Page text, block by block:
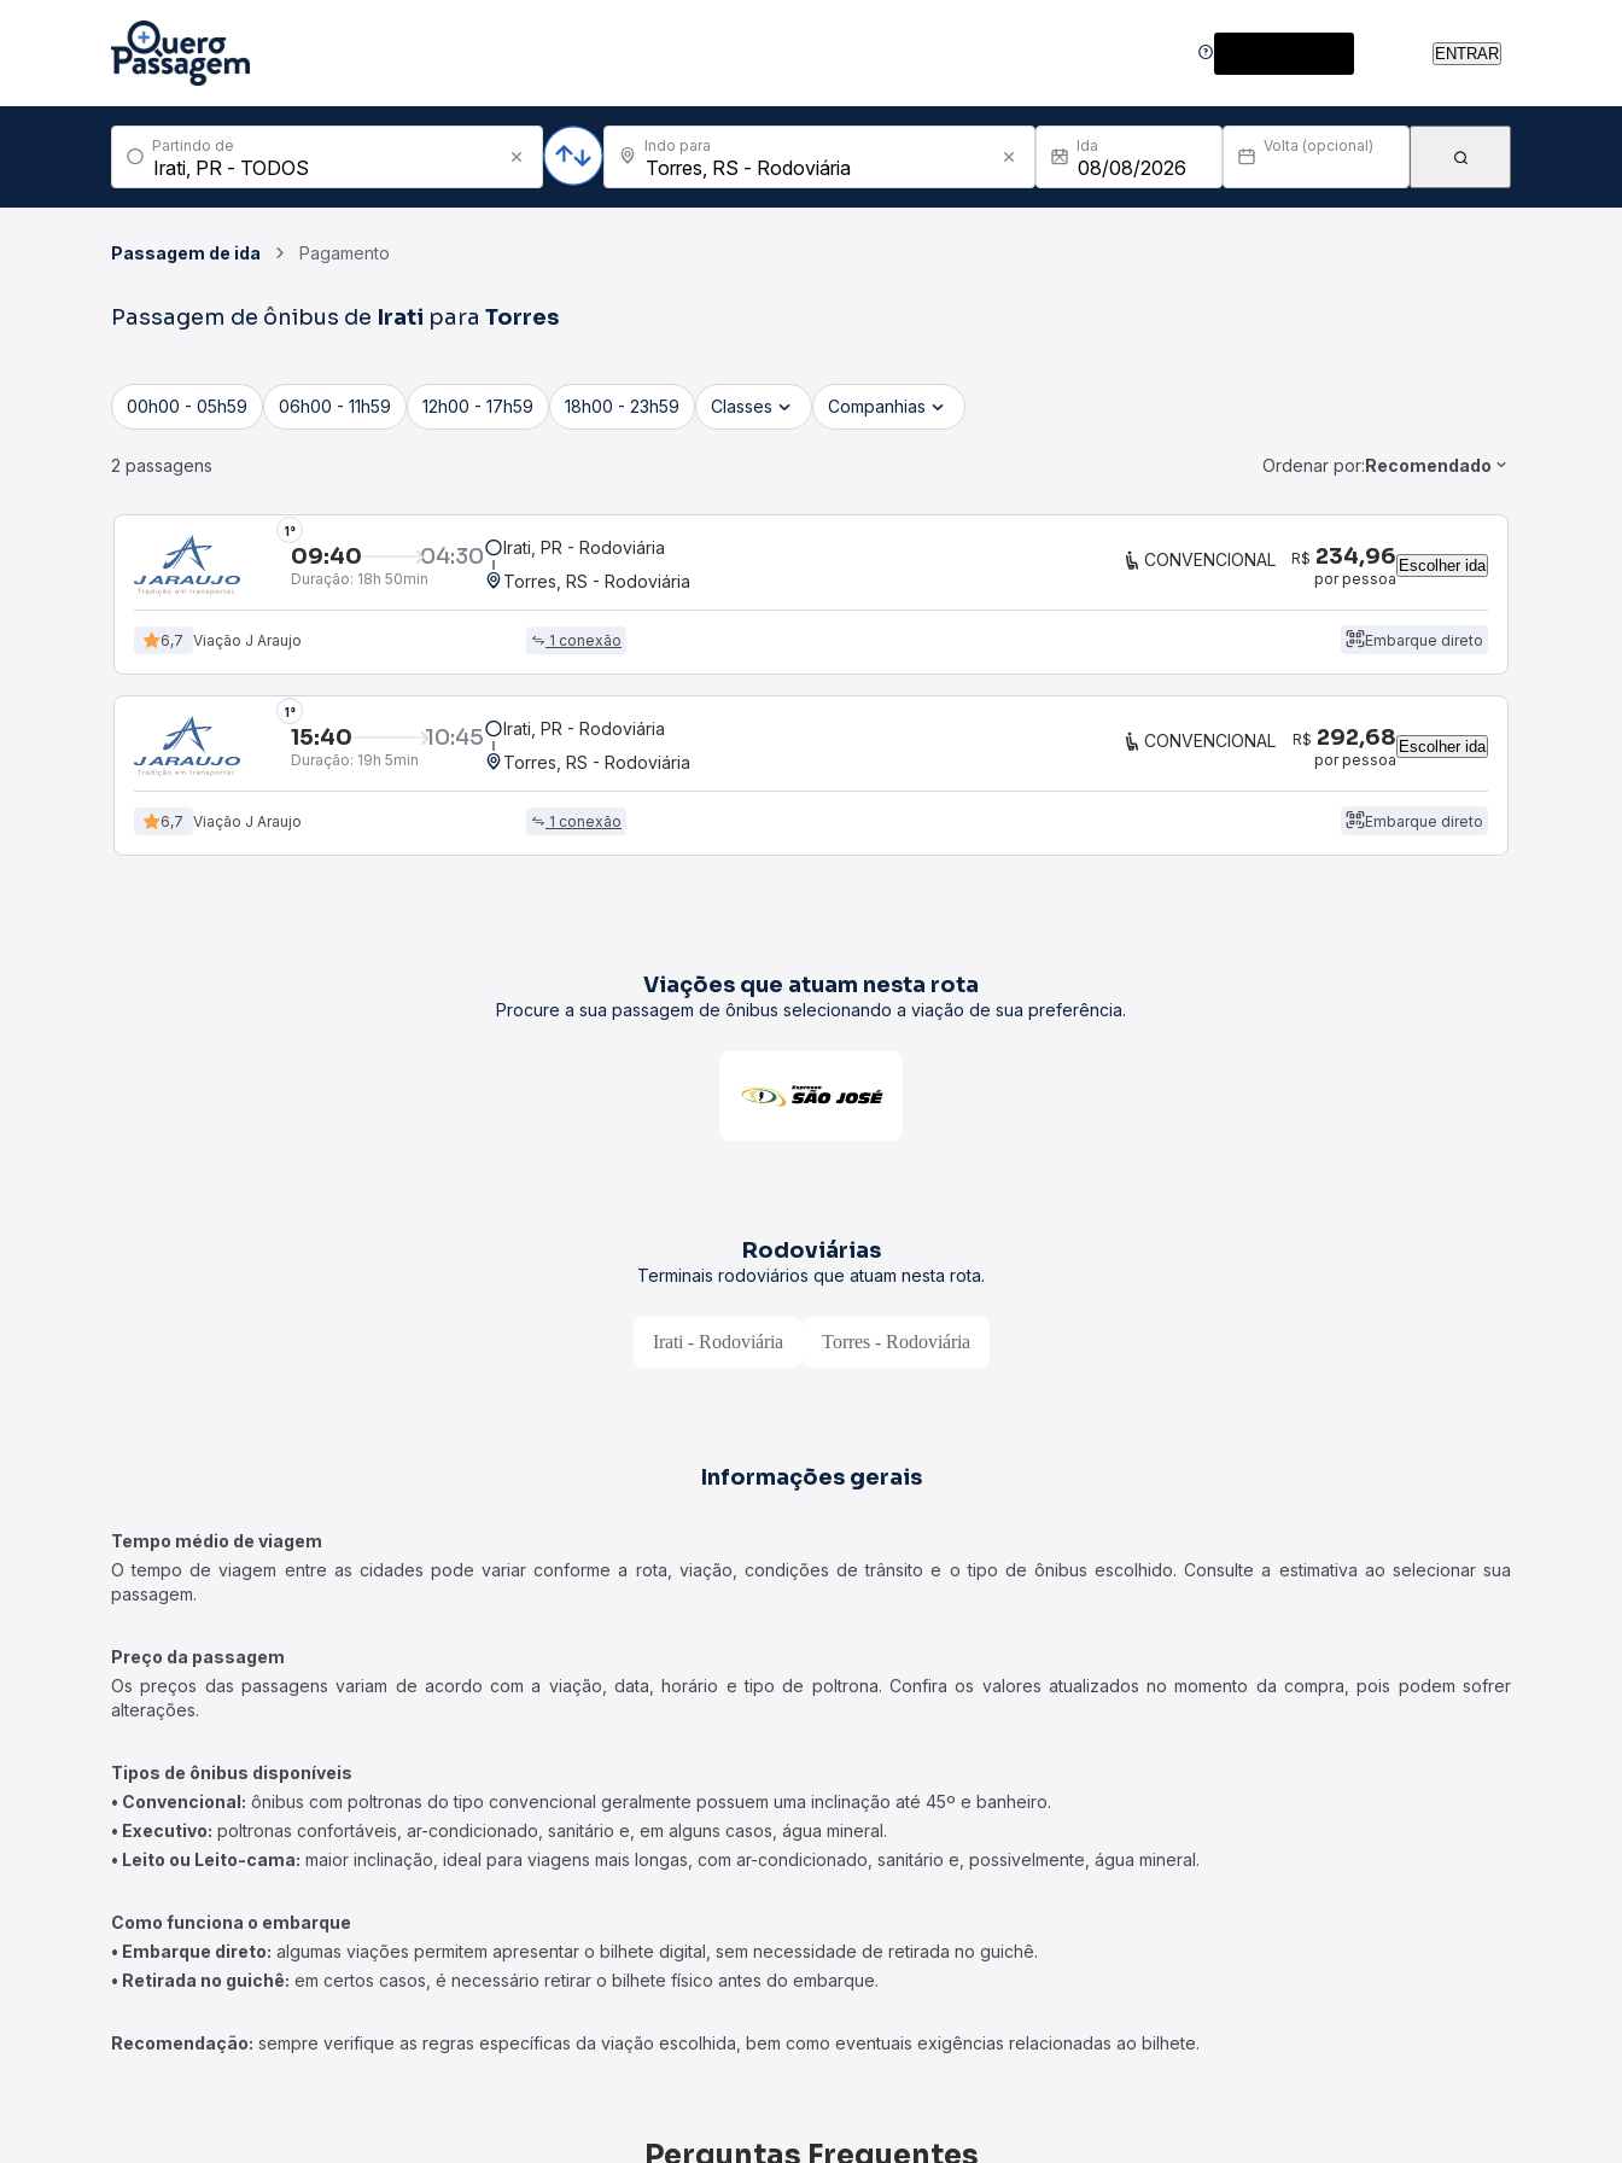
ENTRAR
Partindo de Indo para Ida Volta (opcional)
Passagem de ida Pagamento
Passagem de ônibus de Irati para Torres
00h00 - 05h59 06h00 - 11h59 12h00 - 17h59 18h00 - 23h59 Classes Companhias
2 passagens Ordenar por:Recomendado
1°
09:40 04:30
Duração: 18h 50min
Irati, PR - Rodoviária
Torres, RS - Rodoviária
CONVENCIONAL R$ 234,96
por pessoa
Escolher ida
6,7 Viação J Araujo 1 conexão Embarque direto
1°
15:40 10:45
Duração: 19h 5min
Irati, PR - Rodoviária
Torres, RS - Rodoviária
CONVENCIONAL R$ 292,68
por pessoa
Escolher ida
6,7 Viação J Araujo 1 conexão Embarque direto
Viações que atuam nesta rota
Procure a sua passagem de ônibus selecionando a viação de sua preferência.
Rodoviárias
Terminais rodoviários que atuam nesta rota.
Irati - Rodoviária Torres - Rodoviária
Informações gerais
Tempo médio de viagem
O tempo de viagem entre as cidades pode variar conforme a rota, viação, condições de trânsito e o tipo de ônibus escolhido. Consulte a estimativa ao selecionar sua
passagem.
Preço da passagem
Os preços das passagens variam de acordo com a viação, data, horário e tipo de poltrona. Confira os valores atualizados no momento da compra, pois podem sofrer
alterações.
Tipos de ônibus disponíveis
• Convencional: ônibus com poltronas do tipo convencional geralmente possuem uma inclinação até 45º e banheiro.
• Executivo: poltronas confortáveis, ar-condicionado, sanitário e, em alguns casos, água mineral.
• Leito ou Leito-cama: maior inclinação, ideal para viagens mais longas, com ar-condicionado, sanitário e, possivelmente, água mineral.
Como funciona o embarque
• Embarque direto: algumas viações permitem apresentar o bilhete digital, sem necessidade de retirada no guichê.
• Retirada no guichê: em certos casos, é necessário retirar o bilhete físico antes do embarque.
Recomendação: sempre verifique as regras específicas da viação escolhida, bem como eventuais exigências relacionadas ao bilhete.
Perguntas Frequentes